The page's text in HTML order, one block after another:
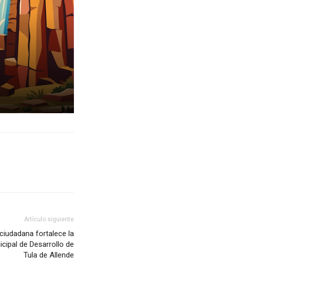
Artículo siguiente
fortalece la
de Desarrollo de
Tula de Allende